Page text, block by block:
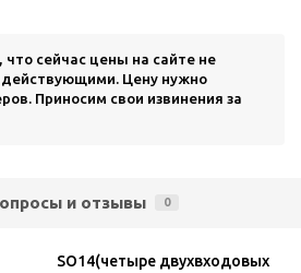
сейчас цены на сайте не
действующими. Цену нужно
Приносим свои извинения за
и отзывы 0
SO14(четыре двухвходовых